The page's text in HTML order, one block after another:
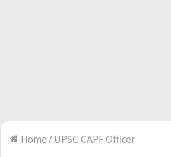
Home/UPSC CAPF Officer